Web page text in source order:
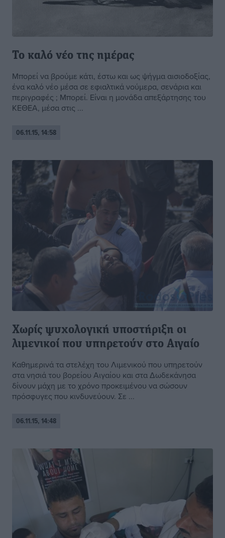
Το καλό νέο της ημέρας
Μπορεί να βρούμε κάτι, έστω και ως ψήγμα αισιοδοξίας,
ένα καλό νέο μέσα σε εφιαλτικά νούμερα, σενάρια και
περιγραφές ; Μπορεί. Είναι η μονάδα απεξάρτησης του
ΚΕΘΕΑ, μέσα στις ...
06.11.15, 14:58
Χωρίς ψυχολογική υποστήριξη οι
λιμενικοί που υπηρετούν στο Αιγαίο
Καθημερινά τα στελέχη του Λιμενικού που υπηρετούν
στα νησιά του βορείου Αιγαίου και στα Δωδεκάνησα
δίνουν μάχη με το χρόνο προκειμένου να σώσουν
πρόσφυγες που κινδυνεύουν. Σε ...
06.11.15, 14:48